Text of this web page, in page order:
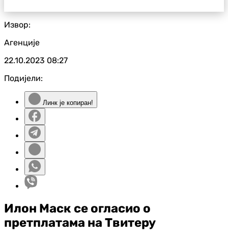
Извор:
Агенције
22.10.2023 08:27
Подијели:
Линк је копиран!
Илон Маск се огласио о
претплатама на Твитеру